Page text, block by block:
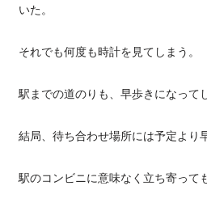
いた。
それでも何度も時計を見てしまう。
駅までの道のりも、早歩きになって
結局、待ち合わせ場所には予定より
駅のコンビニに意味なく立ち寄って